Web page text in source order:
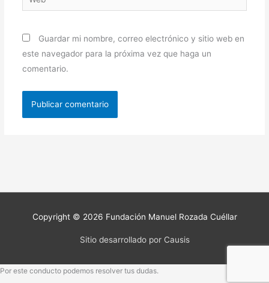
Guardar mi nombre, correo electrónico y sitio web en
este navegador para la próxima vez que haga un
comentario.
Copyright © 2026 Fundación Manuel Rozada Cuéllar
Sitio desarrollado por Causis
Por este conducto podemos resolver tus dudas.